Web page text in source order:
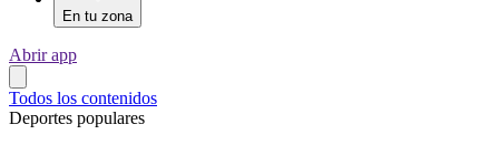
En tu zona
Abrir app
Todos los contenidos
Deportes populares